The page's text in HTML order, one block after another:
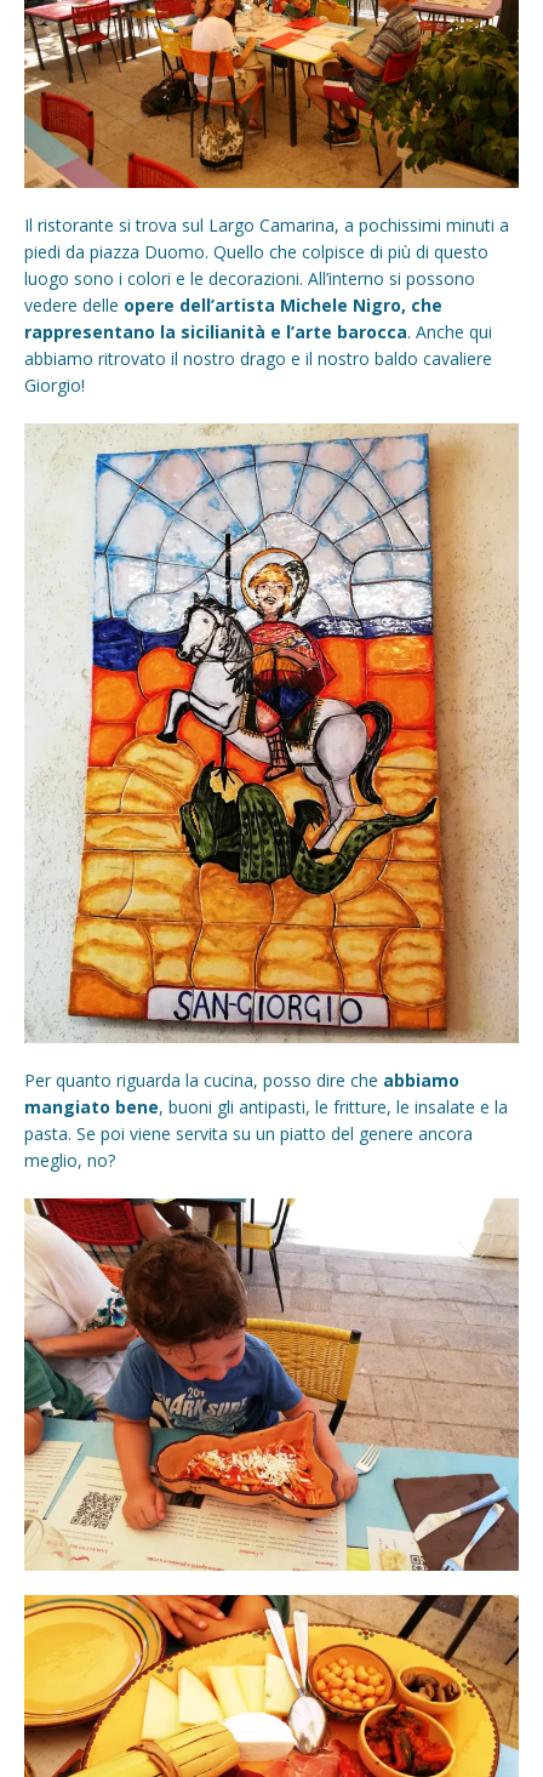
Il ristorante si trova sul Largo Camarina, a pochissimi minuti a
piedi da piazza Duomo. Quello che colpisce di più di questo
luogo sono i colori e le decorazioni. All’interno si possono
vedere delle opere dell’artista Michele Nigro, che
rappresentano la sicilianità e l’arte barocca. Anche qui
abbiamo ritrovato il nostro drago e il nostro baldo cavaliere
Giorgio!
Per quanto riguarda la cucina, posso dire che abbiamo
mangiato bene, buoni gli antipasti, le fritture, le insalate e la
pasta. Se poi viene servita su un piatto del genere ancora
meglio, no?